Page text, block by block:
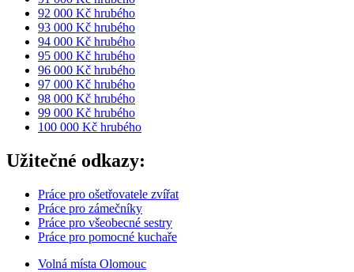
92 000 Kč hrubého
93 000 Kč hrubého
94 000 Kč hrubého
95 000 Kč hrubého
96 000 Kč hrubého
97 000 Kč hrubého
98 000 Kč hrubého
99 000 Kč hrubého
100 000 Kč hrubého
Užitečné odkazy:
Práce pro ošetřovatele zvířat
Práce pro zámečníky
Práce pro všeobecné sestry
Práce pro pomocné kuchaře
Volná místa Olomouc